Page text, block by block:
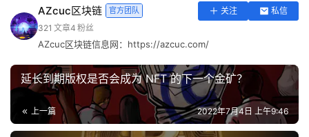
AZcuc区块链 官方团队 关注
私信
321 文章4 粉丝
AZcuc区块链信息网：https://azcuc.com/
延长到期版权是否会成为 NFT 的下一个金矿？
上一篇 2022年7月4日 上午9:46